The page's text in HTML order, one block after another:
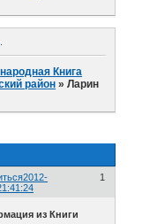
Книга
район »Ларин
1
2012-
из Книги